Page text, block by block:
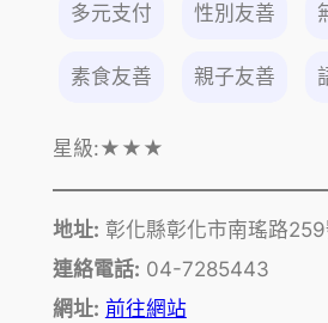
多元支付 性別友善
素食友善 親子友善
星級:★★★
地址: 彰化縣彰化市南瑤路
連絡電話: 04-7285443
網址: 前往網站